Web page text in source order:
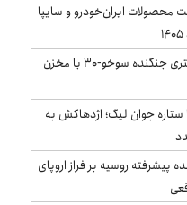
محصولات ایران‌خودرو و سایپا
بُرد ۳۰۰۰ کیلومتری جنگنده سوخو-۳۰ با مخزن
جوان لیگ؛ اژدهاکش به
۱۰ جنگنده پیشرفته روسیه بر فراز اروپای